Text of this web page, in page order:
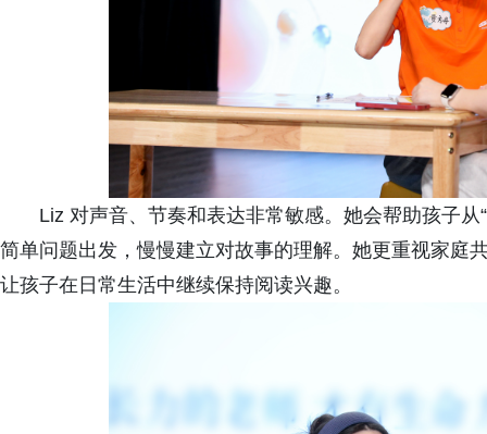
Liz 对声音、节奏和表达非常敏感。她会帮助孩子从
简单问题出发，慢慢建立对故事的理解。她更重视家庭
让孩子在日常生活中继续保持阅读兴趣。